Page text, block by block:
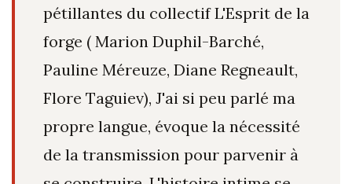
pétillantes du collectif L'Esprit de la
forge ( Marion Duphil-Barché,
Pauline Méreuze, Diane Regneault,
Flore Taguiev), J'ai si peu parlé ma
propre langue, évoque la nécessité
de la transmission pour parvenir à